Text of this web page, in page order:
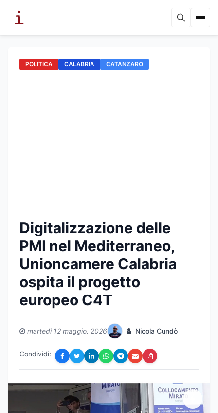
POLITICA CALABRIA CATANZARO
Digitalizzazione delle
PMI nel Mediterraneo,
Unioncamere Calabria
ospita il progetto
europeo C4T
martedì 12 maggio, 2026 Nicola Cundò
Condividi: